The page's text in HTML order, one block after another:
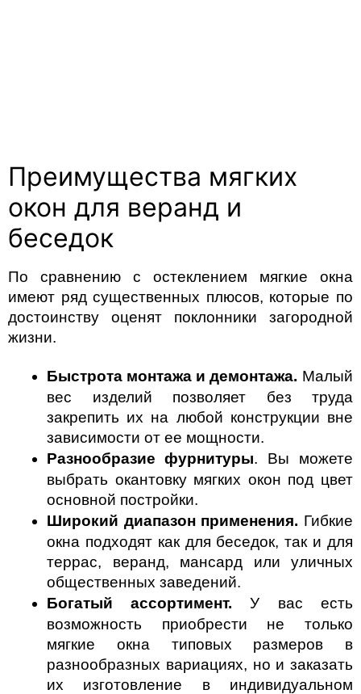
Преимущества мягких
окон для веранд и
беседок
По сравнению с остеклением мягкие окна
имеют ряд существенных плюсов, которые по
достоинству оценят поклонники загородной
жизни.
Быстрота монтажа и демонтажа. Малый
вес изделий позволяет без труда
закрепить их на любой конструкции вне
зависимости от ее мощности.
Разнообразие фурнитуры. Вы можете
выбрать окантовку мягких окон под цвет
основной постройки.
Широкий диапазон применения. Гибкие
окна подходят как для беседок, так и для
террас, веранд, мансард или уличных
общественных заведений.
Богатый ассортимент. У вас есть
возможность приобрести не только
мягкие окна типовых размеров в
разнообразных вариациях, но и заказать
их изготовление в индивидуальном